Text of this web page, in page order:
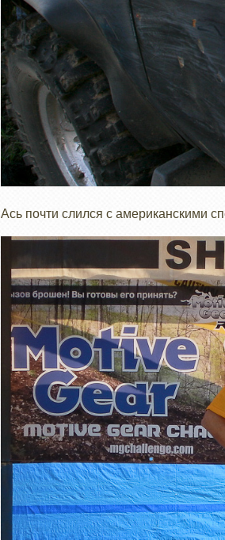
Ась почти слился с американскими